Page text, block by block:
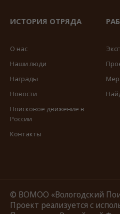
ИСТОРИЯ ОТРЯДА
О нас
Наши люди
Награды
Новости
Поисковое движение в
России
Контакты
© ВОМОО «Вологодский
Проект реализуется с